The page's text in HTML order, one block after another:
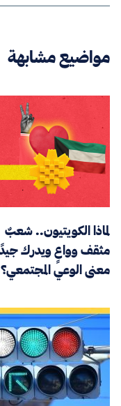
مواضيع مشابهة
لماذا الكويتيون.. شعبٌ
مثقف وواعٍ ويدرك جيدًا
معنى الوعي المجتمعي؟